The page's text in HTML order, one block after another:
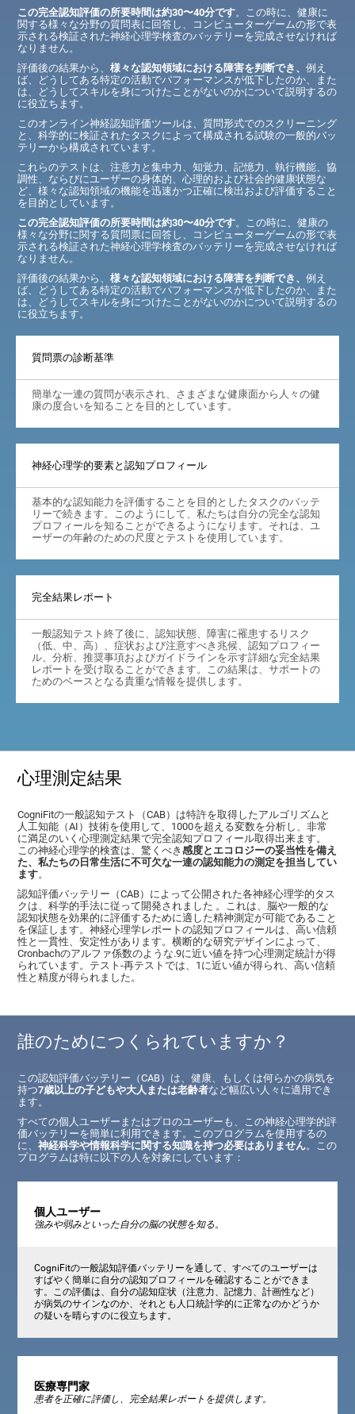
この完全認知評価の所要時間は約30〜40分です。この時に、健康に
関する様々な分野の質問表に回答し、コンピューターゲームの形で表
示される検証された神経心理学検査のバッテリーを完成させなければ
なりません。
評価後の結果から、様々な認知領域における障害を判断でき、例え
ば、どうしてある特定の活動でパフォーマンスが低下したのか、また
は、どうしてスキルを身につけたことがないのかについて説明するの
に役立ちます。
このオンライン神経認知評価ツールは、質問形式でのスクリーニング
と、科学的に検証されたタスクによって構成される試験の一般的バッ
テリーから構成されています。
これらのテストは、注意力と集中力、知覚力、記憶力、執行機能、協
調性、ならびにユーザーの身体的、心理的および社会的健康状態な
ど、様々な認知領域の機能を迅速かつ正確に検出および評価すること
を目的としています。
この完全認知評価の所要時間は約30〜40分です。この時に、健康の
様々な分野に関する質問票に回答し、コンピューターゲームの形で表
示される検証された神経心理学検査のバッテリーを完成させなければ
なりません。
評価後の結果から、様々な認知領域における障害を判断でき、例え
ば、どうしてある特定の活動でパフォーマンスが低下したのか、また
は、どうしてスキルを身につけたことがないのかについて説明するの
に役立ちます。
質問票の診断基準
簡単な一連の質問が表示され、さまざまな健康面から人々の健
康の度合いを知ることを目的としています。
神経心理学的要素と認知プロフィール
基本的な認知能力を評価することを目的としたタスクのバッテ
リーで続きます。このようにして、私たちは自分の完全な認知
プロフィールを知ることができるようになります。それは、ユ
ーザーの年齢のための尺度とテストを使用しています。
完全結果レポート
一般認知テスト終了後に、認知状態、障害に罹患するリスク
（低、中、高）、症状および注意すべき兆候、認知プロフィー
ル、分析、推奨事項およびガイドラインを示す詳細な完全結果
レポートを受け取ることができます。この結果は、サポートの
ためのベースとなる貴重な情報を提供します。
心理測定結果
CogniFitの一般認知テスト（CAB）は特許を取得したアルゴリズムと
人工知能（AI）技術を使用して、1000を超える変数を分析し、非常
に満足のいく心理測定結果で完全認知プロフィール取得出来ます。
この神経心理学的検査は、驚くべき感度とエコロジーの妥当性を備え
た、私たちの日常生活に不可欠な一連の認知能力の測定を担当してい
ます。
認知評価バッテリー（CAB）によって公開された各神経心理学的タス
クは、科学的手法に従って開発されました 。これは、脳や一般的な
認知状態を効果的に評価するために適した精神測定が可能であること
を保証します。神経心理学レポートの認知プロフィールは、高い信頼
性と一貫性、安定性があります。横断的な研究デザインによって、
Cronbachのアルファ係数のような.9に近い値を持つ心理測定統計が得
られています。テスト‐再テストでは、1に近い値が得られ、高い信頼
性と精度が得られました。
誰のためにつくられていますか？
この認知評価バッテリー（CAB）は、健康、もしくは何らかの病気を
持つ7歳以上の子どもや大人または老齢者など幅広い人々に適用でき
ます。
すべての個人ユーザーまたはプロのユーザーも、この神経心理学的評
価バッテリーを簡単に利用できます。このプログラムを使用するの
に、神経科学や情報科学に関する知識を持つ必要はありません。この
プログラムは特に以下の人を対象にしています：
個人ユーザー
強みや弱みといった自分の脳の状態を知る。
CogniFitの一般認知評価バッテリーを通して、すべてのユーザーは
すばやく簡単に自分の認知プロフィールを確認することができま
す。この評価は、自分の認知症状（注意力、記憶力、計画性など）
が病気のサインなのか、それとも人口統計学的に正常なのかどうか
の疑いを晴らすのに役立ちます。
医療専門家
患者を正確に評価し、完全結果レポートを提供します。